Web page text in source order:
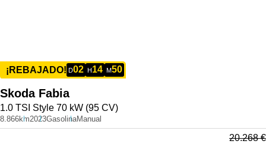
¡REBAJADO! D02 H 14 M50
Skoda Fabia
1.0 TSI Style 70 kW (95 CV)
8.866km2023GasolinaManual
20.268€